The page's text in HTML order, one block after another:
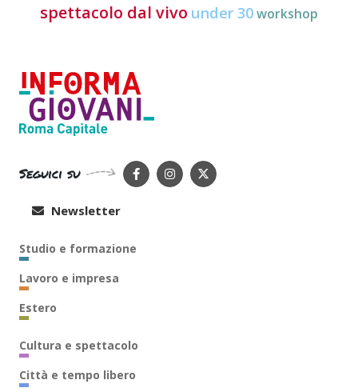
spettacolo dal vivo under 30workshop
Seguici su
Newsletter
Studio e formazione
Lavoro e impresa
Estero
Cultura e spettacolo
Città e tempo libero